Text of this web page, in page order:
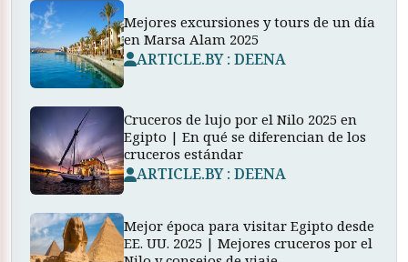
Mejores excursiones y tours de un día
en Marsa Alam 2025
ARTICLE.BY : DEENA
Cruceros de lujo por el Nilo 2025 en
Egipto | En qué se diferencian de los
cruceros estándar
ARTICLE.BY : DEENA
Mejor época para visitar Egipto desde
EE. UU. 2025 | Mejores cruceros por el